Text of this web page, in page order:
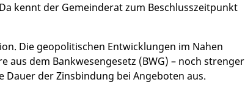
kennt der Gemeinderat zum Beschlusszeitpunkt
Die geopolitischen Entwicklungen im Nahen
aus dem Bankwesengesetz (BWG) – noch strenger
der Zinsbindung bei Angeboten aus.